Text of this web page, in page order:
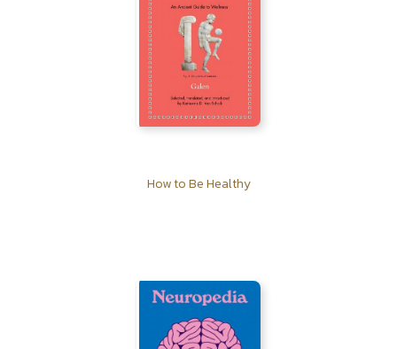
How to Be Healthy